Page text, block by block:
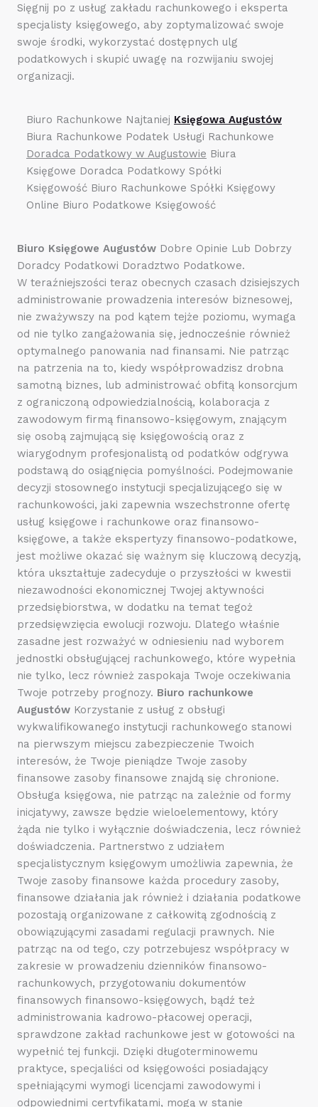
Sięgnij po z usług zakładu rachunkowego i eksperta
specjalisty księgowego, aby zoptymalizować swoje
swoje środki, wykorzystać dostępnych ulg
podatkowych i skupić uwagę na rozwijaniu swojej
organizacji.
Biuro Rachunkowe Najtaniej Księgowa Augustów
Biura Rachunkowe Podatek Usługi Rachunkowe
Doradca Podatkowy w Augustowie Biura
Księgowe Doradca Podatkowy Spółki
Księgowość Biuro Rachunkowe Spółki Księgowy
Online Biuro Podatkowe Księgowość
Biuro Księgowe Augustów Dobre Opinie Lub Dobrzy
Doradcy Podatkowi Doradztwo Podatkowe.
W teraźniejszości teraz obecnych czasach dzisiejszych
administrowanie prowadzenia interesów biznesowej,
nie zważywszy na pod kątem tejże poziomu, wymaga
od nie tylko zangażowania się, jednocześnie również
optymalnego panowania nad finansami. Nie patrząc
na patrzenia na to, kiedy współprowadzisz drobna
samotną biznes, lub administrować obfitą konsorcjum
z ograniczoną odpowiedzialnością, kolaboracja z
zawodowym firmą finansowo-księgowym, znającym
się osobą zajmującą się księgowością oraz z
wiarygodnym profesjonalistą od podatków odgrywa
podstawą do osiągnięcia pomyślności. Podejmowanie
decyzji stosownego instytucji specjalizującego się w
rachunkowości, jaki zapewnia wszechstronne ofertę
usług księgowe i rachunkowe oraz finansowo-
księgowe, a także ekspertyzy finansowo-podatkowe,
jest możliwe okazać się ważnym się kluczową decyzją,
która ukształtuje zadecyduje o przyszłości w kwestii
niezawodności ekonomicznej Twojej aktywności
przedsiębiorstwa, w dodatku na temat tegoż
przedsięwzięcia ewolucji rozwoju. Dlatego właśnie
zasadne jest rozważyć w odniesieniu nad wyborem
jednostki obsługującej rachunkowego, które wypełnia
nie tylko, lecz również zaspokaja Twoje oczekiwania
Twoje potrzeby prognozy. Biuro rachunkowe
Augustów Korzystanie z usług z obsługi
wykwalifikowanego instytucji rachunkowego stanowi
na pierwszym miejscu zabezpieczenie Twoich
interesów, że Twoje pieniądze Twoje zasoby
finansowe zasoby finansowe znajdą się chronione.
Obsługa księgowa, nie patrząc na zależnie od formy
inicjatywy, zawsze będzie wieloelementowy, który
żąda nie tylko i wyłącznie doświadczenia, lecz również
doświadczenia. Partnerstwo z udziałem
specjalistycznym księgowym umożliwia zapewnia, że
Twoje zasoby finansowe każda procedury zasoby,
finansowe działania jak również i działania podatkowe
pozostają organizowane z całkowitą zgodnością z
obowiązującymi zasadami regulacji prawnych. Nie
patrząc na od tego, czy potrzebujesz współpracy w
zakresie w prowadzeniu dzienników finansowo-
rachunkowych, przygotowaniu dokumentów
finansowych finansowo-księgowych, bądź też
administrowania kadrowo-płacowej operacji,
sprawdzone zakład rachunkowe jest w gotowości na
wypełnić tej funkcji. Dzięki długoterminowemu
praktyce, specjaliści od księgowości posiadający
spełniającymi wymogi licencjami zawodowymi i
odpowiednimi certyfikatami, mogą w stanie